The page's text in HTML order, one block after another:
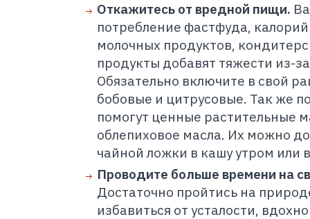
Откажитесь от вредной пищи.
потребление фастфуда,
молочных продуктов,
продукты добавят тяжести из-
Обязательно включите в свой
бобовые и цитрусовые. Так же
помогут ценные растительные
облепиховое масла. Их можно
чайной ложки в кашу утром или
Проводите больше времени на
Достаточно пройтись на
избавиться от усталости,